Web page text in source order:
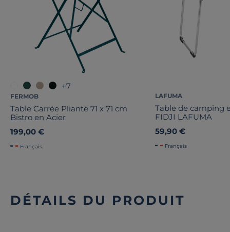
+7
FERMOB
Table Carrée Pliante 71 x 71 cm
Bistro en Acier
199,00 €
Français
LAFUMA
Table de camping
FIDJI LAFUMA
59,90 €
Français
DÉTAILS DU PRODUIT